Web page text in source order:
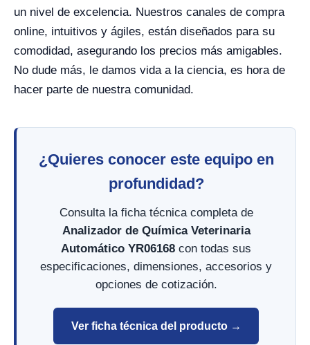
un nivel de excelencia. Nuestros canales de compra
online, intuitivos y ágiles, están diseñados para su
comodidad, asegurando los precios más amigables.
No dude más, le damos vida a la ciencia, es hora de
hacer parte de nuestra comunidad.
¿Quieres conocer este equipo en
profundidad?
Consulta la ficha técnica completa de
Analizador de Química Veterinaria
Automático YR06168 con todas sus
especificaciones, dimensiones, accesorios y
opciones de cotización.
Ver ficha técnica del producto →